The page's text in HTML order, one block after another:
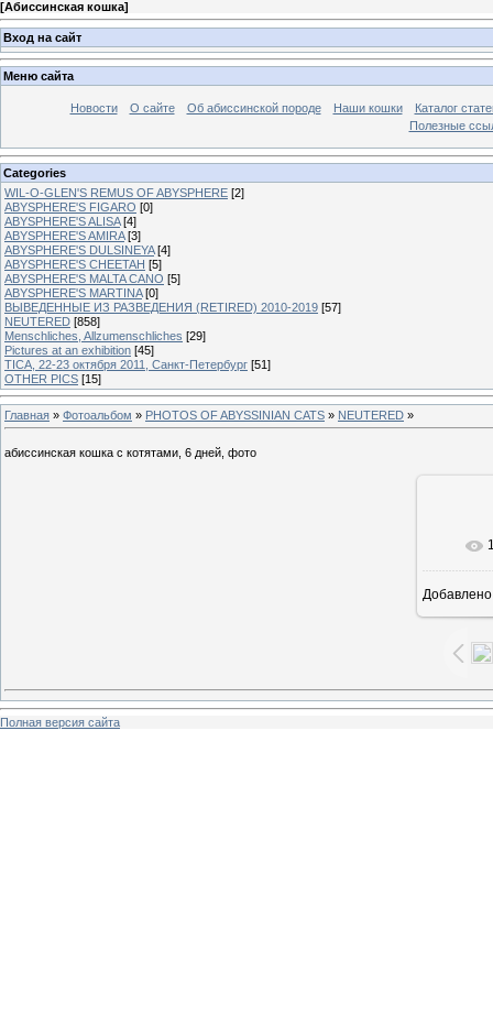
[Абиссинская кошка]
Вход на сайт
Меню сайта
Новости О сайте Об абиссинской породе Наши кошки
Каталог
Полезные
Categories
WIL-O-GLEN'S REMUS OF ABYSPHERE [2]
ABYSPHERE'S FIGARO [0]
ABYSPHERE'S ALISA [4]
ABYSPHERE'S AMIRA [3]
ABYSPHERE'S DULSINEYA [4]
ABYSPHERE'S CHEETAH [5]
ABYSPHERE'S MALTA CANO [5]
ABYSPHERE'S MARTINA [0]
ВЫВЕДЕННЫЕ ИЗ РАЗВЕДЕНИЯ (RETIRED) 2010-2019 [57]
NEUTERED [858]
Menschliches, Allzumenschliches [29]
Pictures at an exhibition [45]
TICA, 22-23 октября 2011, Санкт-Петербург [51]
OTHER PICS [15]
Главная » Фотоальбом » PHOTOS OF ABYSSINIAN CATS » NEUTERED »
абиссинская кошка с котятами, 6 дней, фото
В
Добавлено
Полная версия сайта